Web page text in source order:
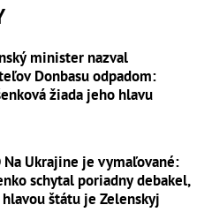
minister nazval
Donbasu odpadom:
žiada jeho hlavu
Na Ukrajine je vymaľované:
schytal poriadny debakel,
štátu je Zelenskyj